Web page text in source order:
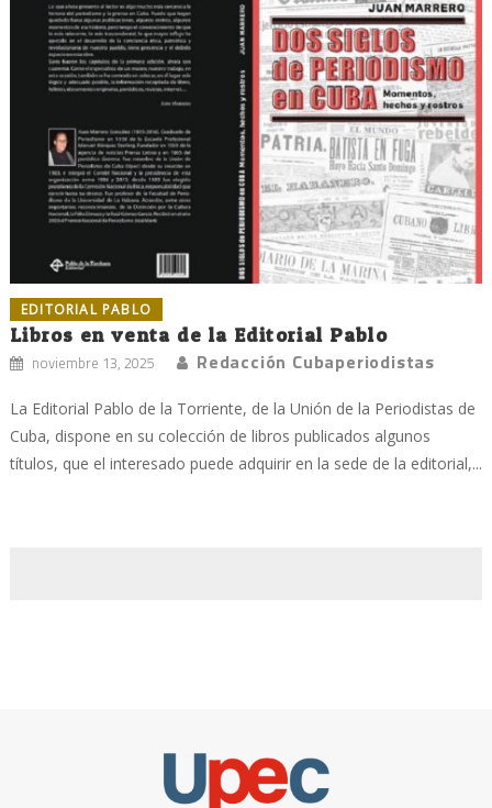
EDITORIAL PABLO
Libros en venta de la Editorial Pablo
noviembre 13, 2025 Redacción Cubaperiodistas
La Editorial Pablo de la Torriente, de la Unión de la Periodistas de
Cuba, dispone en su colección de libros publicados algunos
títulos, que el interesado puede adquirir en la sede de la editorial,...